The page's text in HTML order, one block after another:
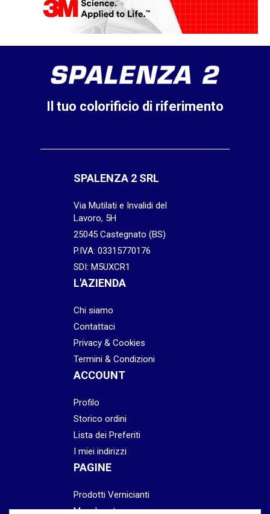
Il tuo colorificio di riferimento
SPALENZA 2 SRL
Via Mutilati e Invalidi del
Lavoro, 5H
25045 Castegnato (BS)
P.IVA: 03315770176
SDI: M5UXCR1
L'AZIENDA
Chi siamo
Contattaci
Privacy & Cookies
Termini & Condizioni
ACCOUNT
Profilo
Storico ordini
Lista dei Preferiti
I miei indirizzi
PAGINE
Prodotti Vernicianti
Mascheratura